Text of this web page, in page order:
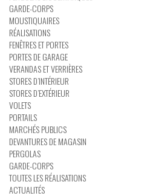
GARDE-CORPS
MOUSTIQUAIRES
RÉALISATIONS
FENÊTRES ET PORTES
PORTES DE GARAGE
VERANDAS ET VERRIÈRES
STORES D’INTÉRIEUR
STORES D’EXTÉRIEUR
VOLETS
PORTAILS
MARCHÉS PUBLICS
DEVANTURES DE MAGASIN
PERGOLAS
GARDE-CORPS
TOUTES LES RÉALISATIONS
ACTUALITÉS